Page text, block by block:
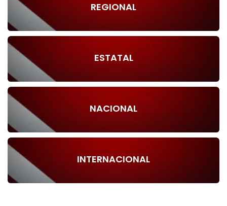
REGIONAL
ESTATAL
NACIONAL
INTERNACIONAL